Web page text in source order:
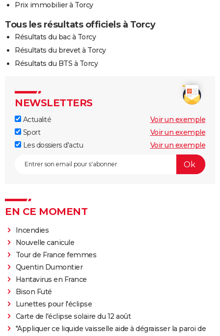
Prix immobilier à Torcy
Tous les résultats officiels à Torcy
Résultats du bac à Torcy
Résultats du brevet à Torcy
Résultats du BTS à Torcy
NEWSLETTERS
Actualité
Voir un exemple
Sport
Voir un exemple
Les dossiers d'actu
Voir un exemple
EN CE MOMENT
Incendies
Nouvelle canicule
Tour de France femmes
Quentin Dumontier
Hantavirus en France
Bison Futé
Lunettes pour l'éclipse
Carte de l'éclipse solaire du 12 août
"Appliquer ce liquide vaisselle aide à dégraisser la paroi de